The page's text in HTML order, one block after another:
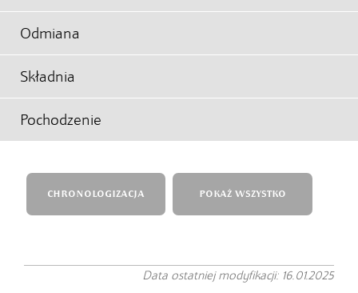
Odmiana
Składnia
Pochodzenie
CHRONOLOGIZACJA POKAŻ WSZYSTKO
Data ostatniej modyfikacji: 16.01.2025